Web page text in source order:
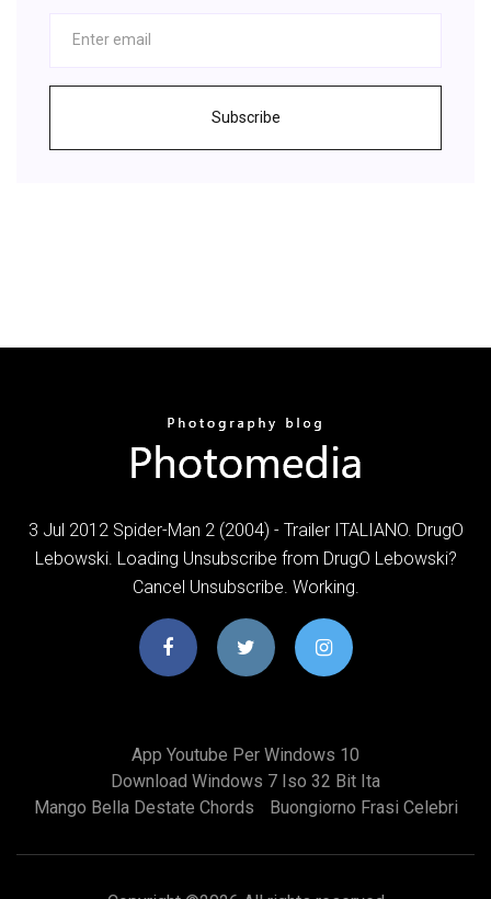
Subscribe
3 Jul 2012 Spider-Man 2 (2004) - Trailer ITALIANO. DrugO
Lebowski. Loading Unsubscribe from DrugO Lebowski?
Cancel Unsubscribe. Working.
App Youtube Per Windows 10
Download Windows 7 Iso 32 Bit Ita
Mango Bella Destate Chords
Buongiorno Frasi Celebri